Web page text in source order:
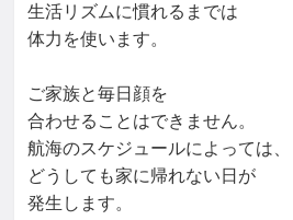
生活リズムに慣れるまでは
体力を使います。
ご家族と毎日顔を
合わせることはできません。
航海のスケジュールによっては、
どうしても家に帰れない日が
発生します。